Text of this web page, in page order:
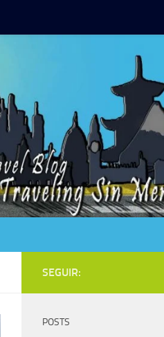
SEGUIR:
POSTS